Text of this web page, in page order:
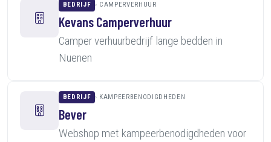
BEDRIJF CAMPERVERHUUR
Kevans Camperverhuur
Camper verhuurbedrijf lange bedden in
Nuenen
BEDRIJF KAMPEERBENODIGDHEDEN
Bever
Webshop met kampeerbenodigdheden voor